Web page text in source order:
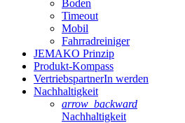
Boden
Timeout
Mobil
Fahrradreiniger
JEMAKO Prinzip
Produkt-Kompass
VertriebspartnerIn werden
Nachhaltigkeit
arrow_backward
Nachhaltigkeit